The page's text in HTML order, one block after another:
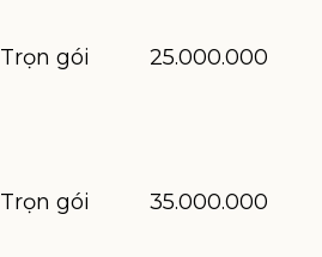
Trọn gói 25.000.000
Trọn gói 35.000.000